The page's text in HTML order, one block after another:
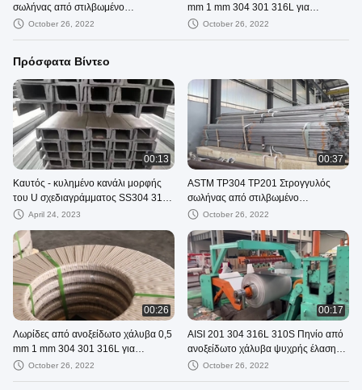
σωλήνας από στιλβωμένο
ανοξείδωτο χάλυβα Διακοσμητική
October 26, 2022
mm 1 mm 304 301 316L για
βιομηχανική χρήση
October 26, 2022
Πρόσφατα Βίντεο
00:13
Καυτός - κυλημένο κανάλι μορφής
του U σχεδιαγράμματος SS304 316
ανοξείδωτου στο απόθεμα
April 24, 2023
00:37
ASTM TP304 TP201 Στρογγυλός
σωλήνας από στιλβωμένο
ανοξείδωτο χάλυβα Διακοσμητική
October 26, 2022
00:26
Λωρίδες από ανοξείδωτο χάλυβα 0,5
mm 1 mm 304 301 316L για
βιομηχανική χρήση
October 26, 2022
00:17
AISI 201 304 316L 310S Πηνίο από
ανοξείδωτο χάλυβα ψυχρής έλασης
επιφάνειας 2B
October 26, 2022